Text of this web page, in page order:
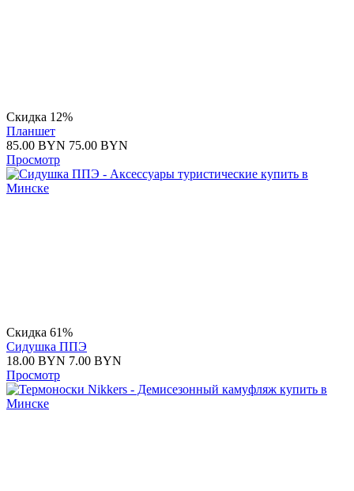
Скидка 12%
Планшет
85.00 BYN 75.00 BYN
Просмотр
Скидка 61%
Сидушка ППЭ
18.00 BYN 7.00 BYN
Просмотр